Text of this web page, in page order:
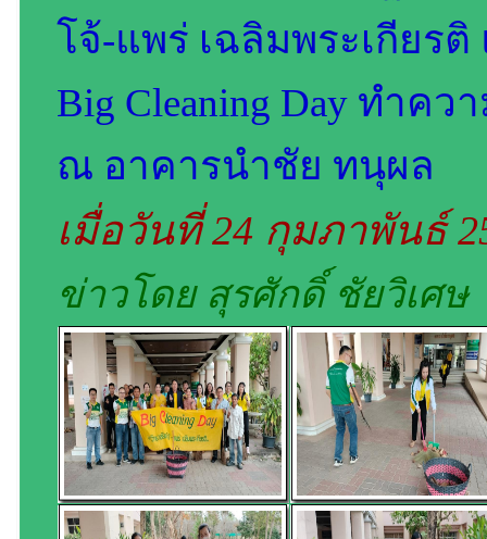
โจ้-แพร่ เฉลิมพระเกียร
Big Cleaning Day ทำค
ณ อาคารนำชัย ทนุผล
เมื่อวันที่ 24 กุมภาพันธ์
ข่าวโดย สุรศักดิ์ ชัยวิเศษ